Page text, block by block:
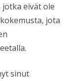
eivät ole
jota
sinut